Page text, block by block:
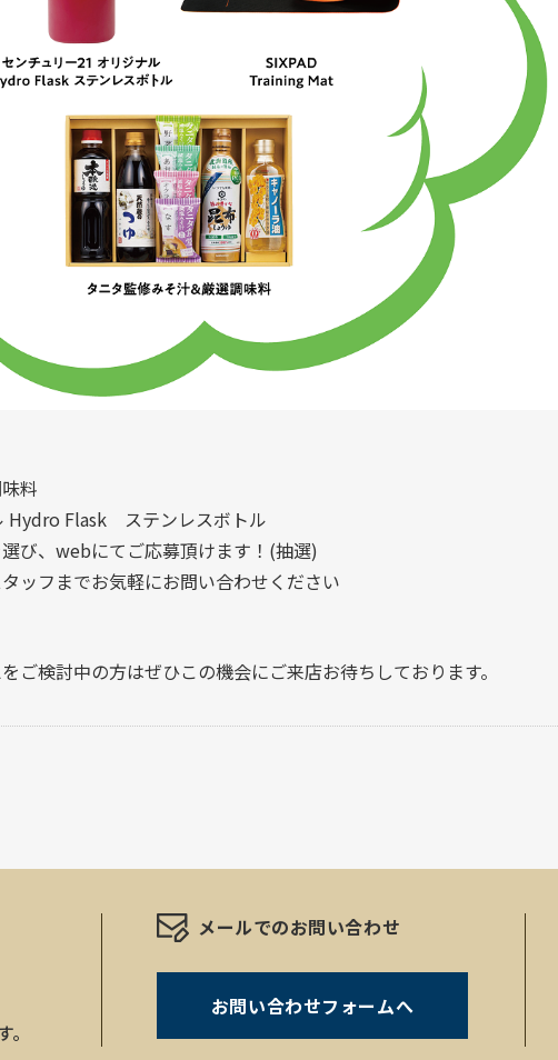
料
Hydro Flask ステンレスボトル
び、webにてご応募頂けます！(抽選)
ッフまでお気軽にお問い合わせください
ご検討中の方はぜひこの機会にご来店お待ちしております。
メールでのお問い合わせ
お問い合わせフォームへ